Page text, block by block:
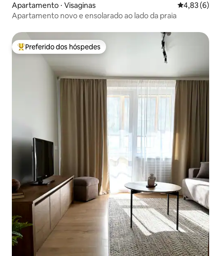
Apartamento ⋅ Visaginas 4,83 de uma
4,83 (6)
Apartamento novo e ensolarado ao lado da praia
Entre os melhores preferidos dos hóspedes
Preferido dos hóspedes